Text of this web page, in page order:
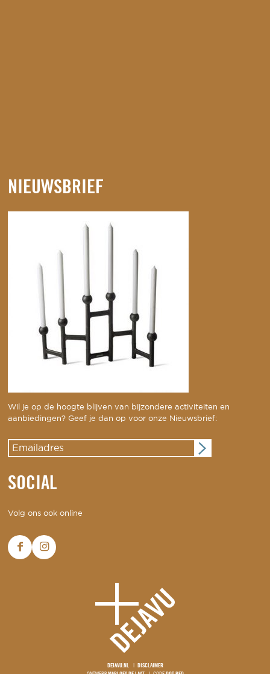
NIEUWSBRIEF
Wil je op de hoogte blijven van bijzondere activiteiten en
aanbiedingen? Geef je dan op voor onze Nieuwsbrief:
SOCIAL
Volg ons ook online
DEJAVU.NL
DISCLAIMER